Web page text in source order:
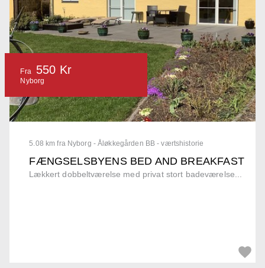
5.08 km fra Nyborg - Åløkkegården BB - værtshistorie
FÆNGSELSBYENS BED AND BREAKFAST
Lækkert dobbeltværelse med privat stort badeværelse...
Fra 550 Kr
Nyborg